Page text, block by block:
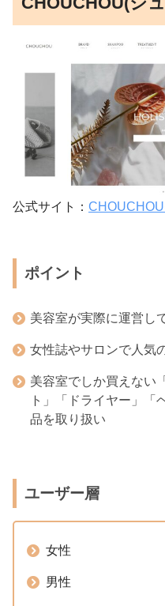
公式サイト：
ポイント
美容室が実際に運営し
女性誌やサロンで人気
美容室でしか買えない
ト」「ドライヤー」「
品を取り扱い
ユーザー層
女性
男性